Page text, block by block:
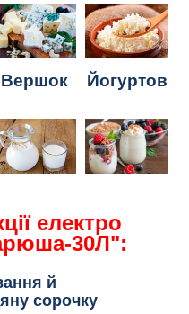
Вершок Йогуртов
електро
30Л":
й
сорочку